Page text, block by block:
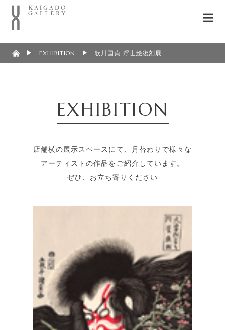
EXHIBITION 歌川国貞 浮世絵復刻展
EXHIBITION
店舗横の展示スペースにて、月替わりで様々な
アーティストの作品をご紹介しています。
ぜひ、お立ち寄りください